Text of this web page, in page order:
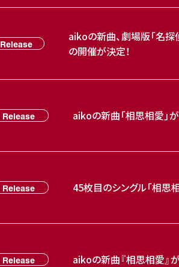
Release
aikoの新曲、劇場版「名探
の開催が決定！
Release aikoの新曲「相思相愛」
Release 45枚目のシングル「相思
Release aikoの新曲『相思相愛』